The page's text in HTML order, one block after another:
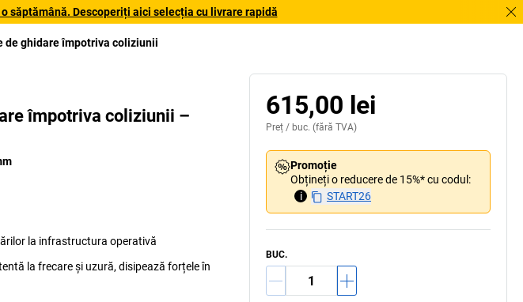
săptămână. Descoperiți aici selecția cu livrare rapidă
de ghidare împotriva coliziunii
împotriva coliziunii –
la infrastructura operativă
la frecare și uzură, disipează forțele în
615,00 lei
Preț / buc. (fără TVA)
Promoție
Obțineți o reducere de 15%* cu codul:
i
START26
BUC.